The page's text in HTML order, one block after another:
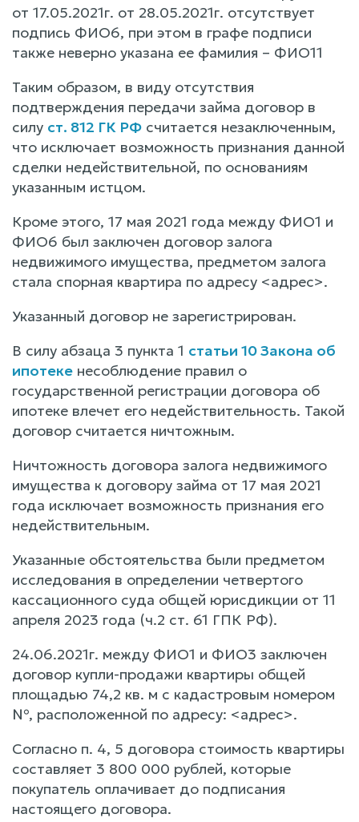
от 17.05.2021г. от 28.05.2021г. отсутствует
подпись ФИО6, при этом в графе подписи
также неверно указана ее фамилия – ФИО11
Таким образом, в виду отсутствия
подтверждения передачи займа договор в
силу ст. 812 ГК РФ считается незаключенным,
что исключает возможность признания данной
сделки недействительной, по основаниям
указанным истцом.
Кроме этого, 17 мая 2021 года между ФИО1 и
ФИО6 был заключен договор залога
недвижимого имущества, предметом залога
стала спорная квартира по адресу <адрес>.
Указанный договор не зарегистрирован.
В силу абзаца 3 пункта 1 статьи 10 Закона об
ипотеке несоблюдение правил о
государственной регистрации договора об
ипотеке влечет его недействительность. Такой
договор считается ничтожным.
Ничтожность договора залога недвижимого
имущества к договору займа от 17 мая 2021
года исключает возможность признания его
недействительным.
Указанные обстоятельства были предметом
исследования в определении четвертого
кассационного суда общей юрисдикции от 11
апреля 2023 года (ч.2 ст. 61 ГПК РФ).
24.06.2021г. между ФИО1 и ФИО3 заключен
договор купли-продажи квартиры общей
площадью 74,2 кв. м с кадастровым номером
№, расположенной по адресу: <адрес>.
Согласно п. 4, 5 договора стоимость квартиры
составляет 3 800 000 рублей, которые
покупатель оплачивает до подписания
настоящего договора.